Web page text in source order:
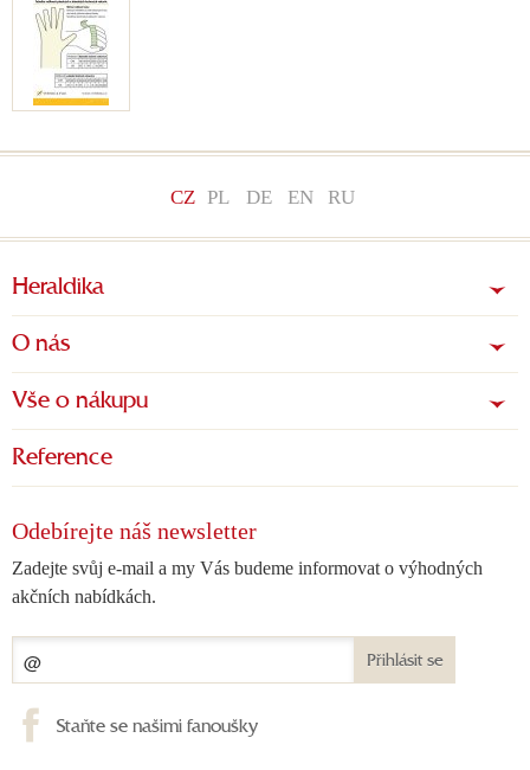
CZ PL DE EN RU
Heraldika
O nás
Vše o nákupu
Reference
Odebírejte náš newsletter
Zadejte svůj e-mail a my Vás budeme informovat o výhodných
akčních nabídkách.
Přihlásit se
Staňte se našimi fanoušky